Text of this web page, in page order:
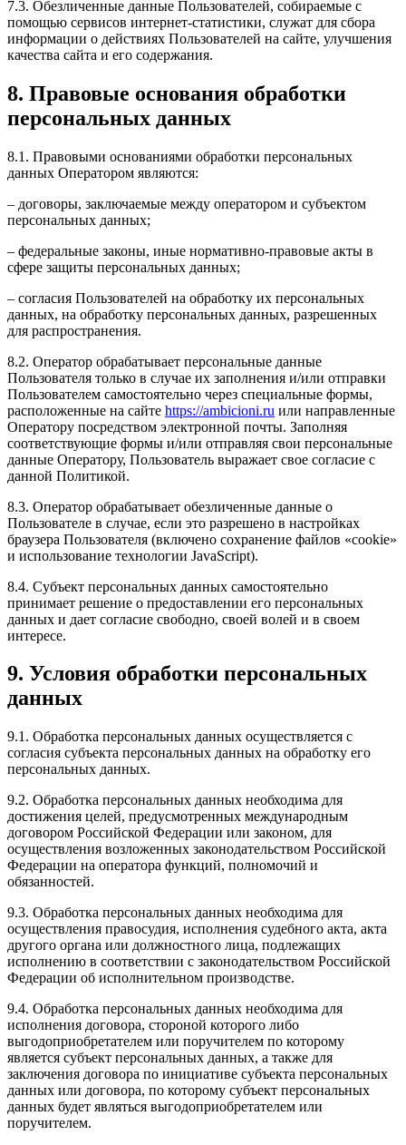
7.3. Обезличенные данные Пользователей, собираемые с
помощью сервисов интернет-статистики, служат для сбора
информации о действиях Пользователей на сайте, улучшения
качества сайта и его содержания.
8. Правовые основания обработки
персональных данных
8.1. Правовыми основаниями обработки персональных
данных Оператором являются:
– договоры, заключаемые между оператором и субъектом
персональных данных;
– федеральные законы, иные нормативно-правовые акты в
сфере защиты персональных данных;
– согласия Пользователей на обработку их персональных
данных, на обработку персональных данных, разрешенных
для распространения.
8.2. Оператор обрабатывает персональные данные
Пользователя только в случае их заполнения и/или отправки
Пользователем самостоятельно через специальные формы,
расположенные на сайте https://ambicioni.ru или направленные
Оператору посредством электронной почты. Заполняя
соответствующие формы и/или отправляя свои персональные
данные Оператору, Пользователь выражает свое согласие с
данной Политикой.
8.3. Оператор обрабатывает обезличенные данные о
Пользователе в случае, если это разрешено в настройках
браузера Пользователя (включено сохранение файлов «cookie»
и использование технологии JavaScript).
8.4. Субъект персональных данных самостоятельно
принимает решение о предоставлении его персональных
данных и дает согласие свободно, своей волей и в своем
интересе.
9. Условия обработки персональных
данных
9.1. Обработка персональных данных осуществляется с
согласия субъекта персональных данных на обработку его
персональных данных.
9.2. Обработка персональных данных необходима для
достижения целей, предусмотренных международным
договором Российской Федерации или законом, для
осуществления возложенных законодательством Российской
Федерации на оператора функций, полномочий и
обязанностей.
9.3. Обработка персональных данных необходима для
осуществления правосудия, исполнения судебного акта, акта
другого органа или должностного лица, подлежащих
исполнению в соответствии с законодательством Российской
Федерации об исполнительном производстве.
9.4. Обработка персональных данных необходима для
исполнения договора, стороной которого либо
выгодоприобретателем или поручителем по которому
является субъект персональных данных, а также для
заключения договора по инициативе субъекта персональных
данных или договора, по которому субъект персональных
данных будет являться выгодоприобретателем или
поручителем.